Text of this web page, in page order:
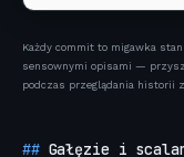
Każdy commit to migawka
sensownymi opisami —
podczas przeglądania historii
Gałęzie i